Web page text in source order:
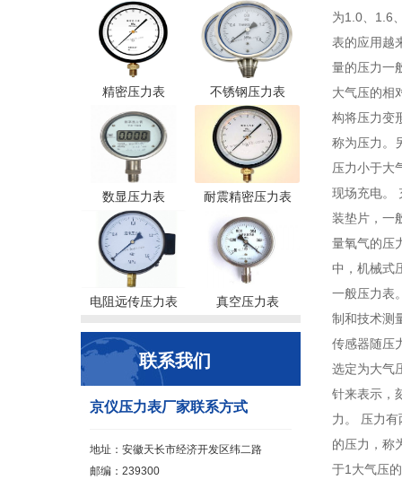
精密压力表 不锈钢压力表
数显压力表 耐震精密压力表
电阻远传压力表 真空压力表
联系我们
京仪压力表厂家联系方式
地址：安徽天长市经济开发区纬二路
邮编：239300
为1.0、1.6
表的应用越
量的压力一
大气压的相
构将压力变
称为压力。
压力小于大
现场充电。
装垫片，一
量氧气的压
中，机械式
一般压力表
制和技术测
传感器随压
选定为大气
针来表示，
力。 压力
的压力，称
于1大气压